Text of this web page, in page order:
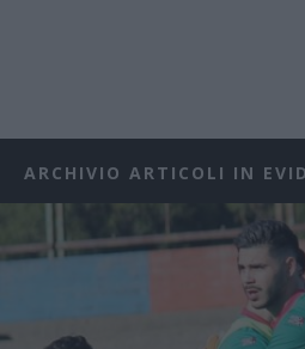
ARCHIVIO ARTICOLI IN